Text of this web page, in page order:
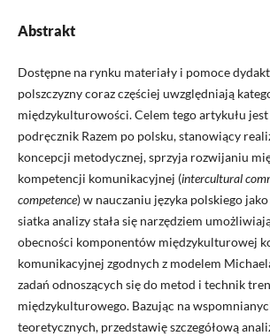
Abstrakt
Dostępne na rynku materiały i pomoce
polszczyzny coraz częściej uwzględniają
międzykulturowości. Celem tego artykułu
podręcznik Razem po polsku, stanowiący
koncepcji metodycznej, sprzyja rozwijaniu
kompetencji komunikacyjnej (intercultural
competence) w nauczaniu języka polskiego
siatka analizy stała się narzędziem
obecności komponentów międzykulturowej
komunikacyjnej zgodnych z modelem
zadań odnoszących się do metod i technik
międzykulturowego. Bazując na
teoretycznych, przedstawię szczegółową